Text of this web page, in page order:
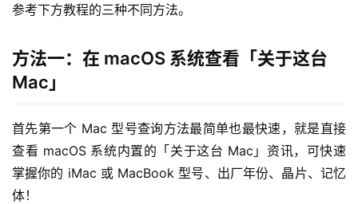
参考下方教程的三种不同方法。
方法一：在 macOS 系统查看「关于这台
Mac」
首先第一个 Mac 型号查询方法最简单也最快速，就是直接
查看 macOS 系统内置的「关于这台 Mac」资讯，可快速
掌握你的 iMac 或 MacBook 型号、出厂年份、晶片、记忆
体！